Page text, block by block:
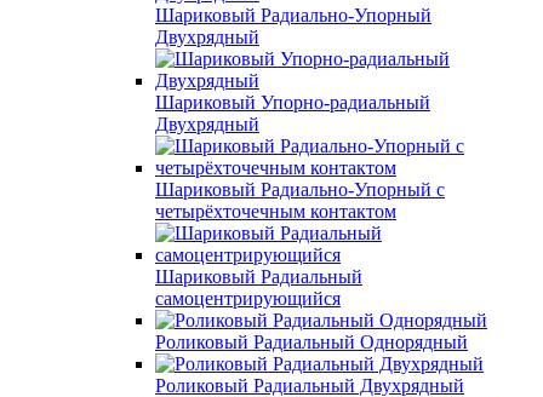
Шариковый Радиально-Упорный
Двухрядный
Шариковый Упорно-радиальный
Двухрядный
Шариковый Радиально-Упорный с
четырёхточечным контактом
Шариковый Радиальный
самоцентрирующийся
Роликовый Радиальный Однорядный
Роликовый Радиальный Двухрядный